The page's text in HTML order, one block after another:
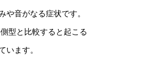
音がなる症状です。
型と比較すると起こる
います。